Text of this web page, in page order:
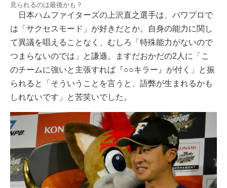
見られるのは最後かも？
日本ハムファイターズの上沢直之選手は、パワプロで
は「サクセスモード」が好きだとか。自身の能力に関し
て異議を唱えることなく、むしろ「特殊能力がないので
つまらないのでは」と謙遜。ますだおかだの2人に「こ
のチームに強いと主張すれば『○○キラー』が付く」と振
られると「そういうことを言うと、語弊が生まれるかも
しれないです」と苦笑いでした。